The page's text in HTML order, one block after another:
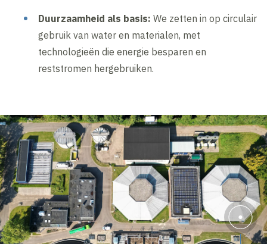
Duurzaamheid als basis: We zetten in op circulair
gebruik van water en materialen, met
technologieën die energie besparen en
reststromen hergebruiken.